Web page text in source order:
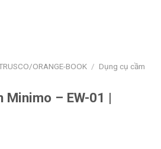
ORANGE-BOOK / Dụng cụ cầm
Minimo – EW-01 |